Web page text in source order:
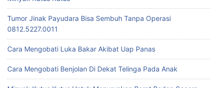
Tumor Jinak Payudara Bisa Sembuh Tanpa Operasi
0812.5227.0011
Cara Mengobati Luka Bakar Akibat Uap Panas
Cara Mengobati Benjolan Di Dekat Telinga Pada Anak